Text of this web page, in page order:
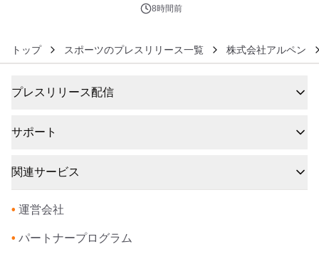
ズ（XL・2XL・3XL）を先行販売中
8時間前
トップ スポーツのプレスリリース一覧 株式会社アルペン
プレスリリース配信
サポート
関連サービス
• 運営会社
• パートナープログラム